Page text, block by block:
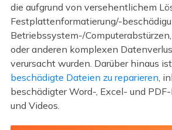
die aufgrund von versehentlichem
Festplattenformatierung/-
Betriebssystem-/
oder anderen komplexen
verursacht wurden. Darüber hinaus
beschädigte Dateien zu reparieren ,
beschädigter Word-, Excel- und
und Videos.